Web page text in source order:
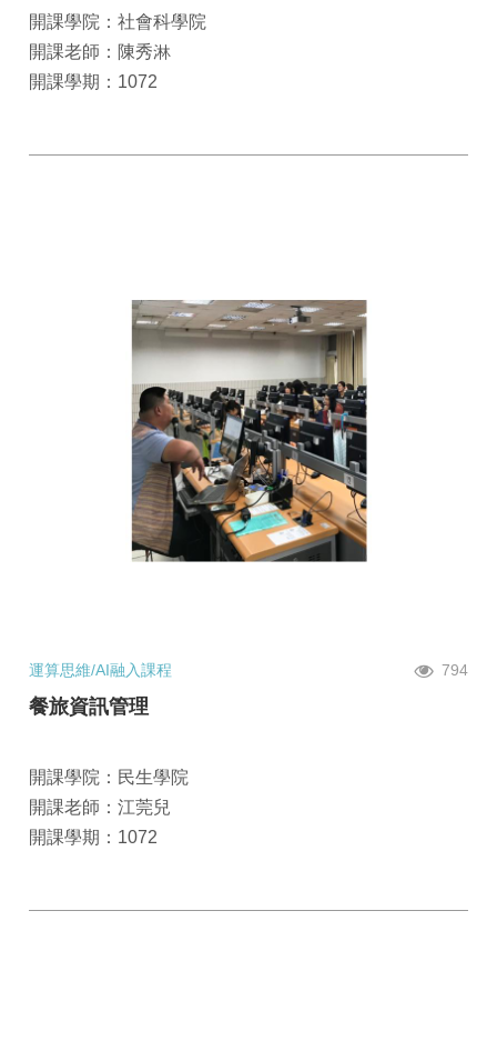
開課學院：社會科學院
開課老師：陳秀淋
開課學期：1072
運算思維/AI融入課程 794
餐旅資訊管理
開課學院：民生學院
開課老師：江莞兒
開課學期：1072